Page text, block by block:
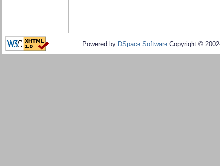
Powered by DSpace Software Copyright ©